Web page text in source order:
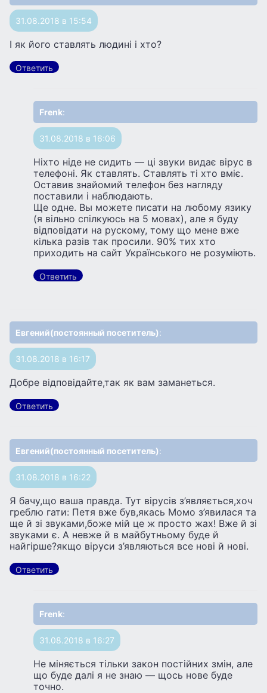
31.08.2018 в 15:54
І як його ставлять людині і хто?
Ответить
Frenk:
31.08.2018 в 16:06
Ніхто ніде не сидить — ці звуки видає вірус в
телефоні. Як ставлять. Ставлять ті хто вміє.
Оставив знайомий телефон без нагляду
поставили і наблюдають.
Ще одне. Вы можете писати на любому язику
(я вільно спілкуюсь на 5 мовах), але я буду
відповідати на рускому, тому що мене вже
кілька разів так просили. 90% тих хто
приходить на сайт Українського не розуміють.
Ответить
Евгений(постоянный посетитель):
31.08.2018 в 16:17
Добре відповідайте,так як вам заманеться.
Ответить
Евгений(постоянный посетитель):
31.08.2018 в 16:22
Я бачу,що ваша правда. Тут вірусів з’являється,хоч
греблю гати: Петя вже був,якась Момо з’явилася та
ще й зі звуками,боже мій це ж просто жах! Вже й зі
звуками є. А невже й в майбутньому буде й
найгірше?якщо віруси з’являються все нові й нові.
Ответить
Frenk:
31.08.2018 в 16:27
Не міняється тільки закон постійних змін, але
що буде далі я не знаю — щось нове буде
точно.